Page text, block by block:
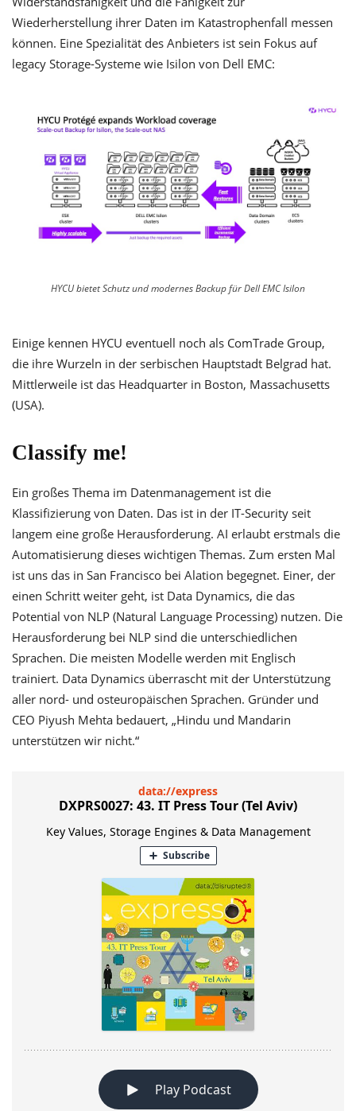
Wiederherstellung ihrer Daten im Katastrophenfall messen
können. Eine Spezialität des Anbieters ist sein Fokus auf
legacy Storage-Systeme wie Isilon von Dell EMC:
HYCU bietet Schutz und modernes Backup für Dell EMC Isilon
Einige kennen HYCU eventuell noch als ComTrade Group,
die ihre Wurzeln in der serbischen Hauptstadt Belgrad hat.
Mittlerweile ist das Headquarter in Boston, Massachusetts
(USA).
Classify me!
Ein großes Thema im Datenmanagement ist die
Klassifizierung von Daten. Das ist in der IT-Security seit
langem eine große Herausforderung. AI erlaubt erstmals die
Automatisierung dieses wichtigen Themas. Zum ersten Mal
ist uns das in San Francisco bei Alation begegnet. Einer, der
einen Schritt weiter geht, ist Data Dynamics, die das
Potential von NLP (Natural Language Processing) nutzen. Die
Herausforderung bei NLP sind die unterschiedlichen
Sprachen. Die meisten Modelle werden mit Englisch
trainiert. Data Dynamics überrascht mit der Unterstützung
aller nord- und osteuropäischen Sprachen. Gründer und
CEO Piyush Mehta bedauert, „Hindu und Mandarin
unterstützen wir nicht.“